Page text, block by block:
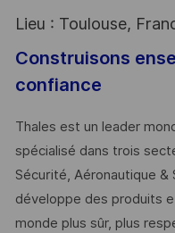
Lieu : Toulouse,
Construisons
confiance
Thales est un leader
spécialisé dans trois
Sécurité, Aéronautique &
développe des produits
monde plus sûr, plus